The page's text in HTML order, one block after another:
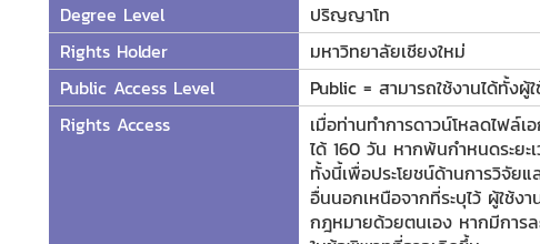
Degree Level
ปริญญาโท
Rights Holder
มหาวิทยาลัยเชียงใหม่
Public Access Level
Public = สามารถใช้งานได้ทั้ง
Rights Access
เมื่อท่านทำการดาวน์โหลดไฟล์
ได้ 160 วัน หากพ้นกำหนดระยะ
ทั้งนี้เพื่อประโยชน์ด้านการวิจัย
อื่นนอกเหนือจากที่ระบุไว้ ผู้ใช้
กฎหมายด้วยตนเอง หากมีการ